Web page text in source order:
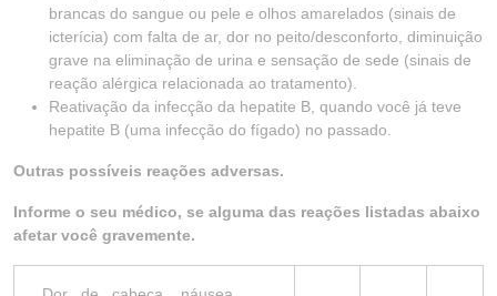
brancas do sangue ou pele e olhos amarelados (sinais de
icterícia) com falta de ar, dor no peito/desconforto, diminuição
grave na eliminação de urina e sensação de sede (sinais de
reação alérgica relacionada ao tratamento).
Reativação da infecção da hepatite B, quando você já teve
hepatite B (uma infecção do fígado) no passado.
Outras possíveis reações adversas.
Informe o seu médico, se alguma das reações listadas abaixo
afetar você gravemente.